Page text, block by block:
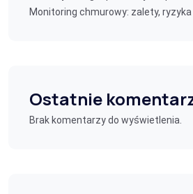
Monitoring chmurowy: zalety,
Ostatnie
Brak komentarzy do wyświetlenia.